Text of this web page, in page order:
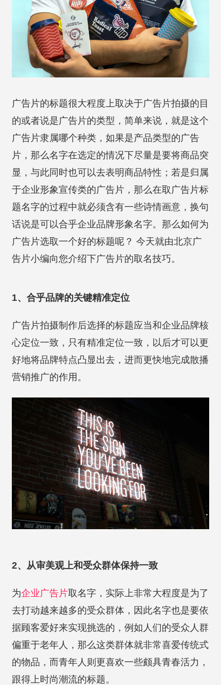
广告片的标题很大程度上取决于广告片拍摄的目
的或者说是广告片的类型，简单来说，就是这个
广告片隶属哪个种类，如果是产品类型的广告
片，那么名字在选定的情况下尽量是要将商品突
显，与此同时也可以去表明商品特性；若是归属
于企业形象宣传类的广告片，那么在取广告片标
题名字的过程中就必须含有一些诗情画意，换句
话说是可以合乎企业品牌形象名字。那么如何为
广告片选取一个好的标题呢？ 今天就由北京广
告片小编向您介绍下广告片的取名技巧。
1、合乎品牌的关键精准定位
广告片拍摄制作后选择的标题应当和企业品牌核
心定位一致，只有精准定位一致，以后才可以更
好地将品牌特点凸显出去，进而更快地完成散播
营销推广的作用。
2、从审美观上和受众群体保持一致
为企业广告片取名字，实际上非常大程度是为了
去打动越来越多的受众群体，因此名字也是要依
据顾客爱好来实现挑选的，例如人们的受众人群
偏重于老年人，那么这类群体就非常喜爱传统式
的物品，而青年人则更喜欢一些颇具青春活力，
跟得上时尚潮流的标题。